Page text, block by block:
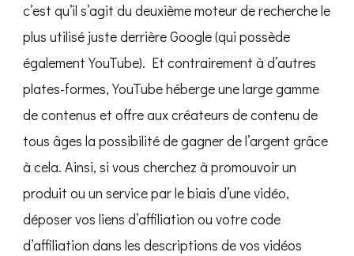
c’est qu’il s’agit du deuxième moteur de recherche le
plus utilisé juste derrière Google (qui possède
également YouTube). Et contrairement à d’autres
plates-formes, YouTube héberge une large gamme
de contenus et offre aux créateurs de contenu de
tous âges la possibilité de gagner de l’argent grâce
à cela. Ainsi, si vous cherchez à promouvoir un
produit ou un service par le biais d’une vidéo,
déposer vos liens d’affiliation ou votre code
d’affiliation dans les descriptions de vos vidéos